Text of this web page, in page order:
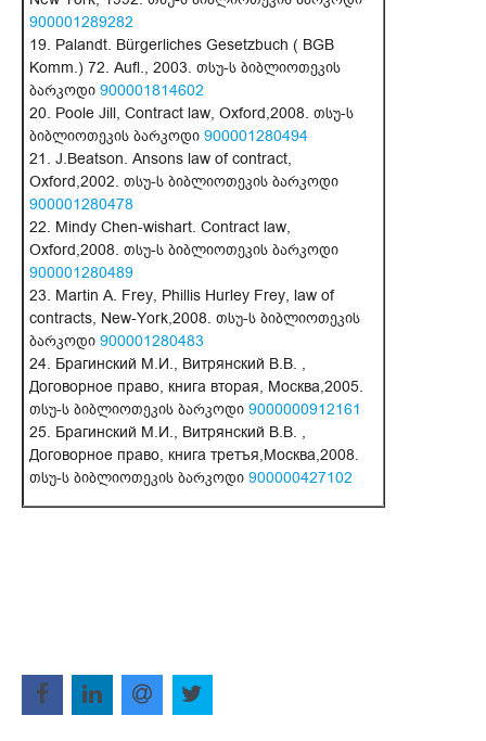
900001289282
19. Palandt. Bürgerliches Gesetzbuch ( BGB
Komm.) 72. Aufl., 2003. თსუ-ს ბიბლიოთეკის
ბარკოდი 900001814602
20. Poole Jill, Contract law, Oxford,2008. თსუ-ს
ბიბლიოთეკის ბარკოდი 900001280494
21. J.Beatson. Ansons law of contract,
Oxford,2002. თსუ-ს ბიბლიოთეკის ბარკოდი
900001280478
22. Mindy Chen-wishart. Contract law,
Oxford,2008. თსუ-ს ბიბლიოთეკის ბარკოდი
900001280489
23. Martin A. Frey, Phillis Hurley Frey, law of
contracts, New-York,2008. თსუ-ს ბიბლიოთეკის
ბარკოდი 900001280483
24. Брагинский М.И., Витрянский В.В. ,
Договорное право, книга вторая, Москва,2005.
თსუ-ს ბიბლიოთეკის ბარკოდი 9000000912161
25. Брагинский М.И., Витрянский В.В. ,
Договорное право, книга третъя,Москва,2008.
თსუ-ს ბიბლიოთეკის ბარკოდი 900000427102